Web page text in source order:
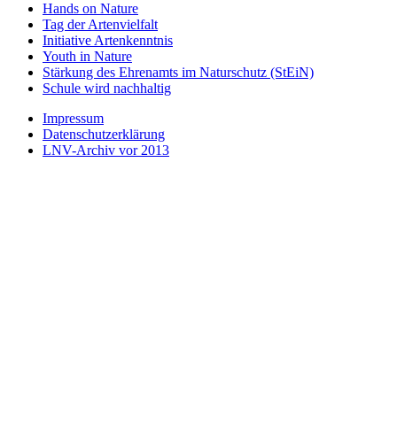
Hands on Nature
Tag der Artenvielfalt
Initiative Artenkenntnis
Youth in Nature
Stärkung des Ehrenamts im Naturschutz (StEiN)
Schule wird nachhaltig
Impressum
Datenschutzerklärung
LNV-Archiv vor 2013